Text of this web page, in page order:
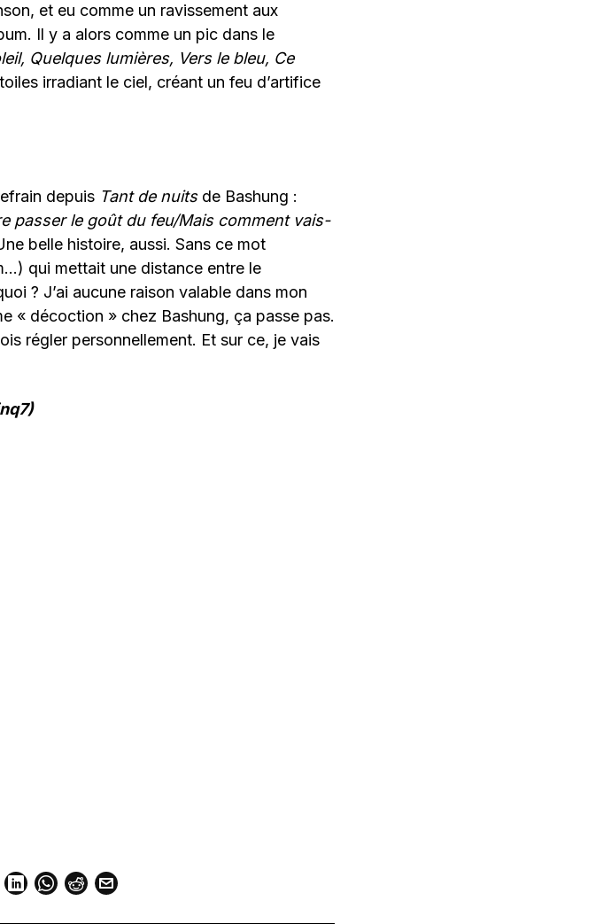
et eu comme un ravissement aux
Il y a alors comme un pic dans le
Quelques lumières, Vers le bleu, Ce
irradiant le ciel, créant un feu d’artifice
depuis Tant de nuitsde Bashung :
passer le goût du feu/Mais comment vais-
belle histoire, aussi. Sans ce mot
qui mettait une distance entre le
? J’ai aucune raison valable dans mon
« décoction » chez Bashung, ça passe pas.
régler personnellement. Et sur ce, je vais